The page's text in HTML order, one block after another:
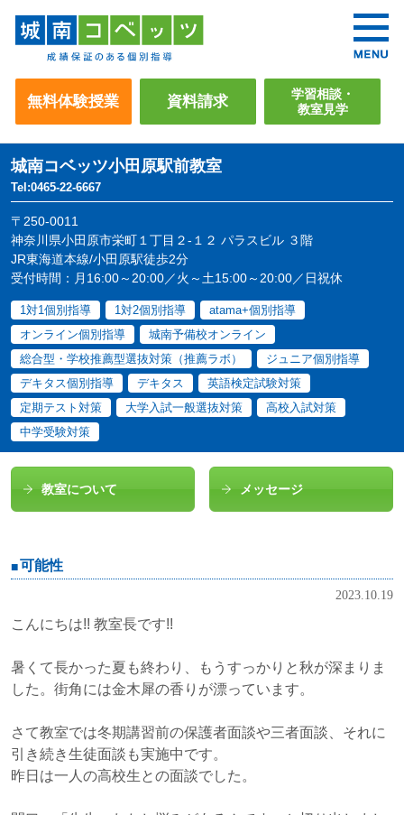
無料体験授業 資料請求
学習相談・
教室見学
城南コベッツ小田原駅前教室
Tel:0465-22-6667
〒250-0011
神奈川県小田原市栄町１丁目２-１２ パラスビル ３階
JR東海道本線/小田原駅徒歩2分
受付時間：月16:00～20:00／火～土15:00～20:00／日祝休
1対1個別指導 1対2個別指導
atama+個別指導
オンライン個別指導
城南予備校オンライン
総合型・学校推薦型選抜対策（推薦ラボ）
ジュニア個別指導
デキタス個別指導
デキタス
英語検定試験対策
定期テスト対策
大学入試一般選抜対策
高校入試対策
中学受験対策
教室について メッセージ
可能性
2023.10.19
こんにちは!! 教室長です!!
暑くて長かった夏も終わり、もうすっかりと秋が深まりま
した。街角には金木犀の香りが漂っています。
さて教室では冬期講習前の保護者面談や三者面談、それに
引き続き生徒面談も実施中です。
昨日は一人の高校生との面談でした。